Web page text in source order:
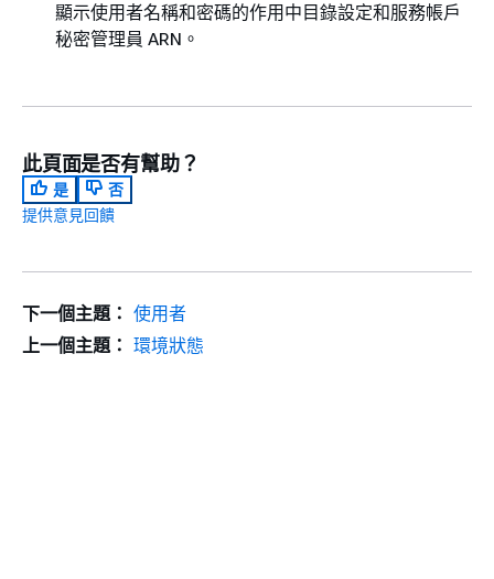
顯示使用者名稱和密碼的作用中目錄設定和服務帳戶
秘密管理員 ARN。
此頁面是否有幫助？
是
否
提供意見回饋
下一個主題： 使用者
上一個主題： 環境狀態